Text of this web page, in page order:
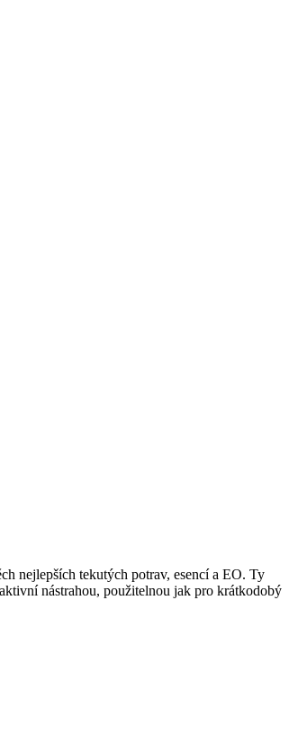
nejlepších tekutých potrav, esencí a EO. Ty
nástrahou, použitelnou jak pro krátkodobý